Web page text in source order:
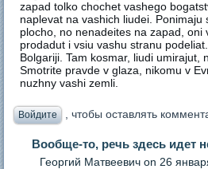
zapad tolko chochet vashego
naplevat na vashich liudei. Ponimaju
plocho, no nenadeites na zapad, oni
prodadut i vsiu vashu stranu
Bolgariji. Tam kosmar, liudi umirajut,
Smotrite pravde v glaza, nikomu v
nuzhny vashi zemli.
Войдите , чтобы оставлять
Вообще-то, речь здесь идет
Георгий Матвеевич on 26